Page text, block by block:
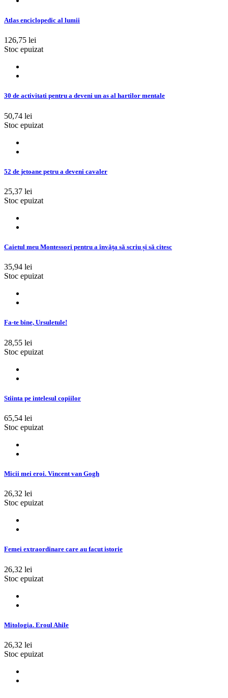
Atlas enciclopedic al lumii
126,75 lei
Stoc epuizat
30 de activitati pentru a deveni un as al hartilor mentale
50,74 lei
Stoc epuizat
52 de jetoane petru a deveni cavaler
25,37 lei
Stoc epuizat
Caietul meu Montessori pentru a învăța să scriu și să citesc
35,94 lei
Stoc epuizat
Fa-te bine, Ursuletule!
28,55 lei
Stoc epuizat
Stiinta pe intelesul copiilor
65,54 lei
Stoc epuizat
Micii mei eroi. Vincent van Gogh
26,32 lei
Stoc epuizat
Femei extraordinare care au facut istorie
26,32 lei
Stoc epuizat
Mitologia. Eroul Ahile
26,32 lei
Stoc epuizat